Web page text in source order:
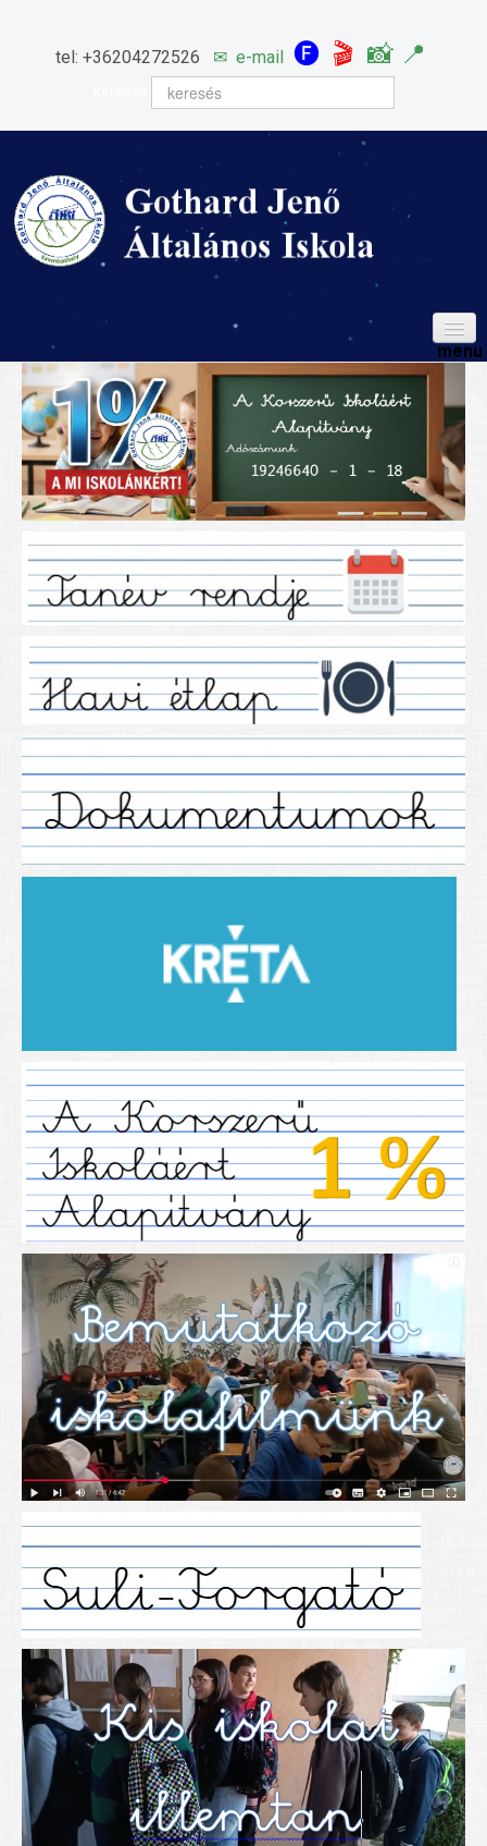
tel: +36204272526 ✉ e-mail 🅕 🎬 📸 📍
HÍREINK
ISKOLÁNK
Igazgatói köszöntő
Iskolánkról
Tanáraink
Tanéveink
Régebbi tanéveink
2021/2022 tanév
2013/2014. tanév
2014/2015. tanév
2015/2016. tanév
2016/2017 tanév
2018/2019 tanév
2019/2020-as tanév
Pályázataink
SIHU
EFOP 325
TÁMOP
TIOP
Határtalanul
Névadónk
UNESCO Társult Iskola
Sportversenyek
Tanulmányi versenyek
Alapítványunk
Nyitva tartás
SZÜLŐKNEK
Google Tanterem, Classroom - útmutató diákoknak
Tanév rendje
Étkezés befizetése
Étlap
eKréta